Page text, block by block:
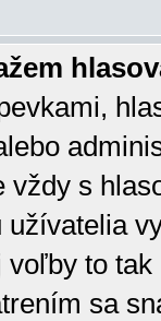
vždy s
užívatelia
to
sa